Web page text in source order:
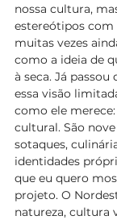
nossa cultura,
estereótipos
muitas vezes
como a ideia de
à seca. Já
essa visão
como ele
cultural. São
sotaques,
identidades
que eu quero
projeto. O
natureza, cultura